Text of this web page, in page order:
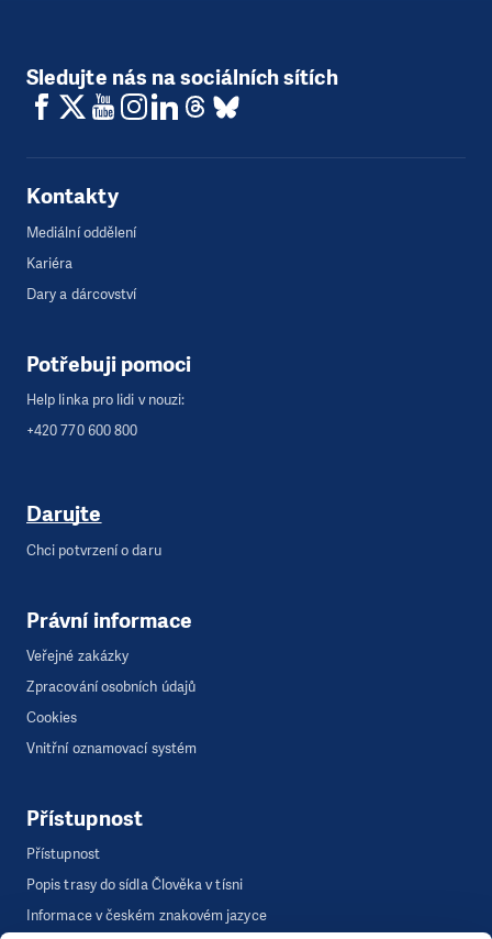
Sledujte nás na sociálních sítích
Kontakty
Mediální oddělení
Kariéra
Dary a dárcovství
Potřebuji pomoci
Help linka pro lidi v nouzi:
+420 770 600 800
Darujte
Chci potvrzení o daru
Právní informace
Veřejné zakázky
Zpracování osobních údajů
Cookies
Vnitřní oznamovací systém
Přístupnost
Přístupnost
Popis trasy do sídla Člověka v tísni
Informace v českém znakovém jazyce